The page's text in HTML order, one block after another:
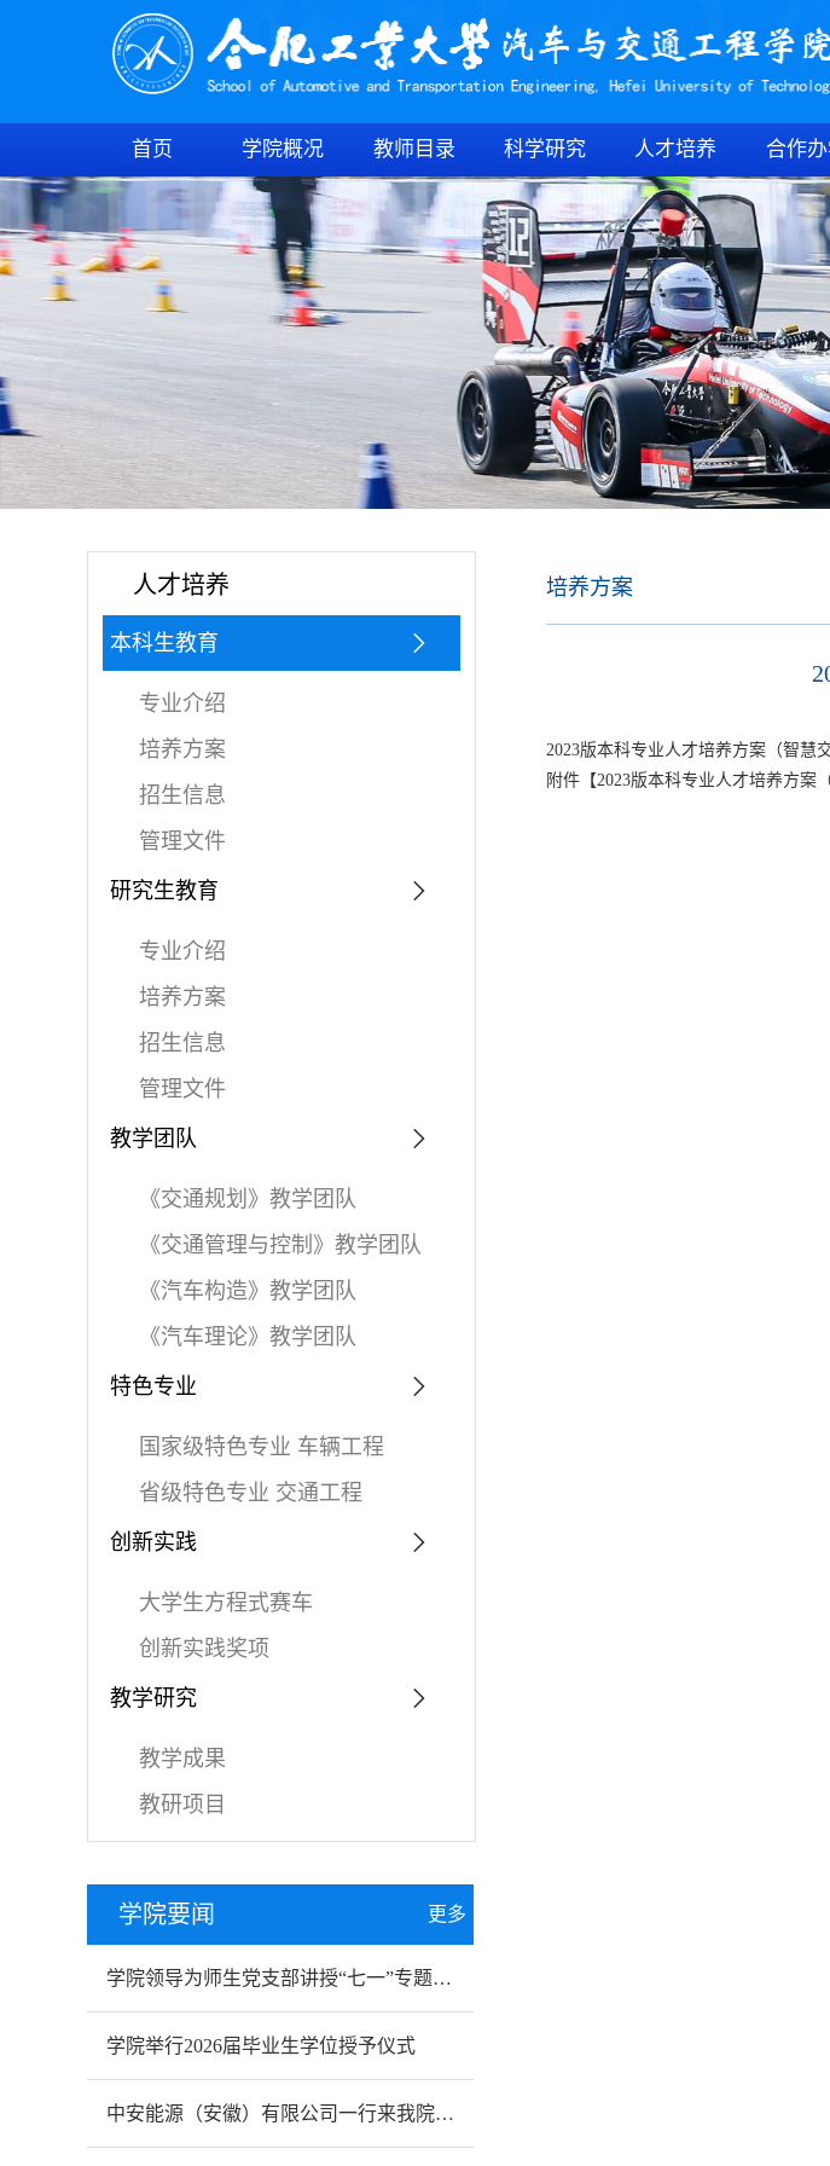
首页 学院概况 教师目录 科学研究 人才培养 合作
人才培养
本科生教育
专业介绍
培养方案
招生信息
管理文件
研究生教育
专业介绍
培养方案
招生信息
管理文件
教学团队
《交通规划》教学团队
《交通管理与控制》教学团队
《汽车构造》教学团队
《汽车理论》教学团队
特色专业
国家级特色专业 车辆工程
省级特色专业 交通工程
创新实践
大学生方程式赛车
创新实践奖项
教学研究
教学成果
教研项目
学院要闻 更多
学院领导为师生党支部讲授“七一”专题党课
学院举行2026届毕业生学位授予仪式
中安能源（安徽）有限公司一行来我院开展合作交流
培养方案
2023版本科专业人才培养方案（智慧交
附件【2023版本科专业人才培养方案